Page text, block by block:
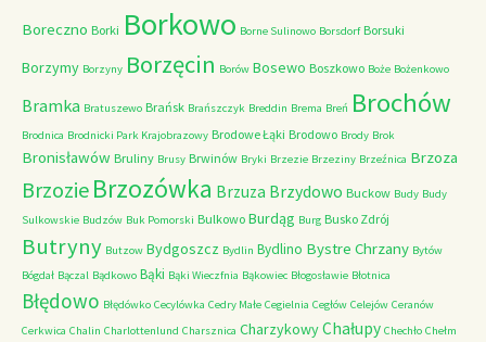
Boreczno Borki Borkowo Borne Sulinowo Borsdorf Borsuki
Borzymy Borzyny Borzęcin Borów Bosewo Boszkowo Boże Bożenkowo
Bramka Bratuszewo Brańsk Brańszczyk Breddin Brema Breń Brochów
Brodnica Brodnicki Park Krajobrazowy Brodowe Łąki Brodowo Brody Brok
Bronisławów Bruliny Brusy Brwinów Bryki Brzezie Brzeziny Brzeźnica Brzoza
Brzozie Brzozówka Brzuza Brzydowo Buckow Budy Budy
Sulkowskie Budzów Buk Pomorski Bulkowo Burdąg Burg Busko Zdrój
Butryny Butzow Bydgoszcz Bydlin Bydlino Bystre Chrzany Bytów
Bógdał Bączal Bądkowo Bąki Bąki Wieczfnia Bąkowiec Błogosławie Błotnica
Błędowo Błędówko Cecylówka Cedry Małe Cegielnia Cegłów Celejów Ceranów
Cerkwica Chalin Charlottenlund Charsznica CharzykowyChałupy Chechło Chełm